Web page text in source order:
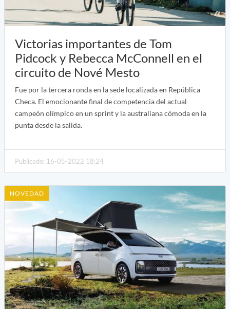
Victorias importantes de Tom
Pidcock y Rebecca McConnell en el
circuito de Nové Mesto
Fue por la tercera ronda en la sede localizada en República
Checa. El emocionante final de competencia del actual
campeón olímpico en un sprint y la australiana cómoda en la
punta desde la salida.
Publicado: 16-05-2022 18:24
NOVEDAD